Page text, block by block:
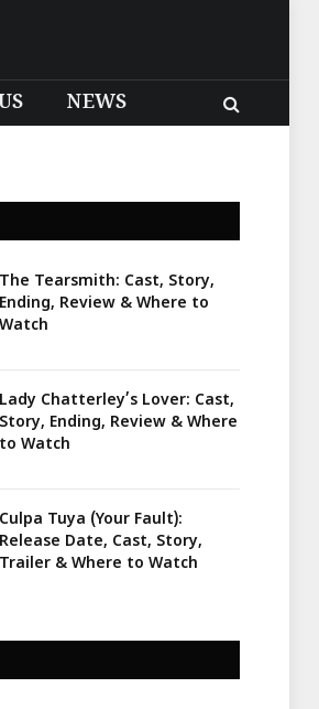
NEWS
The Tearsmith: Cast, Story,
Ending, Review & Where to
Watch
Lady Chatterley’s Lover: Cast,
Story, Ending, Review & Where
to Watch
Culpa Tuya (Your Fault):
Release Date, Cast, Story,
Trailer & Where to Watch